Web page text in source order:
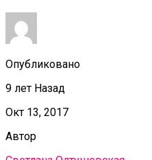
Опубликовано
9 лет Назад
Окт 13, 2017
Автор